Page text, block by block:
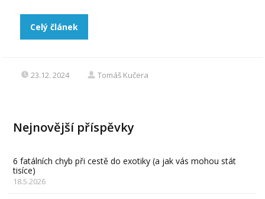
Celý článek
23.12. 2024 Tomáš Kučera
Nejnovější příspěvky
6 fatálních chyb při cestě do exotiky (a jak vás mohou stát
tisíce)
18.5.2026